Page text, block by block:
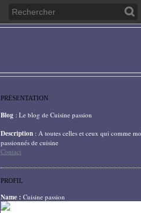
PRÉSENTATION
Blog : Le blog de Cuisine passion
Description : A toutes celles et ceux qui comme
passionnés de cuisine
Contact
PROFIL
Name : Cuisine passion